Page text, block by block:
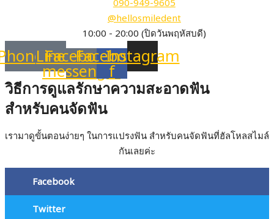
@hellosmiledent
10:00 - 20:00 (ปิดวันพฤหัสบดี)
Line
Facebook-
messenger
Facebook-
f
Instagram
วิธีการดูแลรักษาความสะอาดฟัน
สำหรับคนจัดฟัน
เรามาดูขั้นตอนง่ายๆ ในการแปรงฟัน สำหรับคนจัดฟันที่ฮัลโหลสไมล์
กันเลยค่ะ
Facebook
Twitter